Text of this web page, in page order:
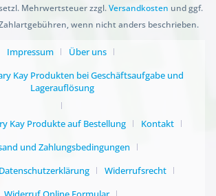
Mehrwertsteuer zzgl.Versandkosten und ggf.
wenn nicht anders beschrieben.
Impressum
Über uns
Kay Produkten bei Geschäftsaufgabe und
Lagerauflösung
Kay Produkte auf Bestellung
Kontakt
und Zahlungsbedingungen
Widerrufsrecht